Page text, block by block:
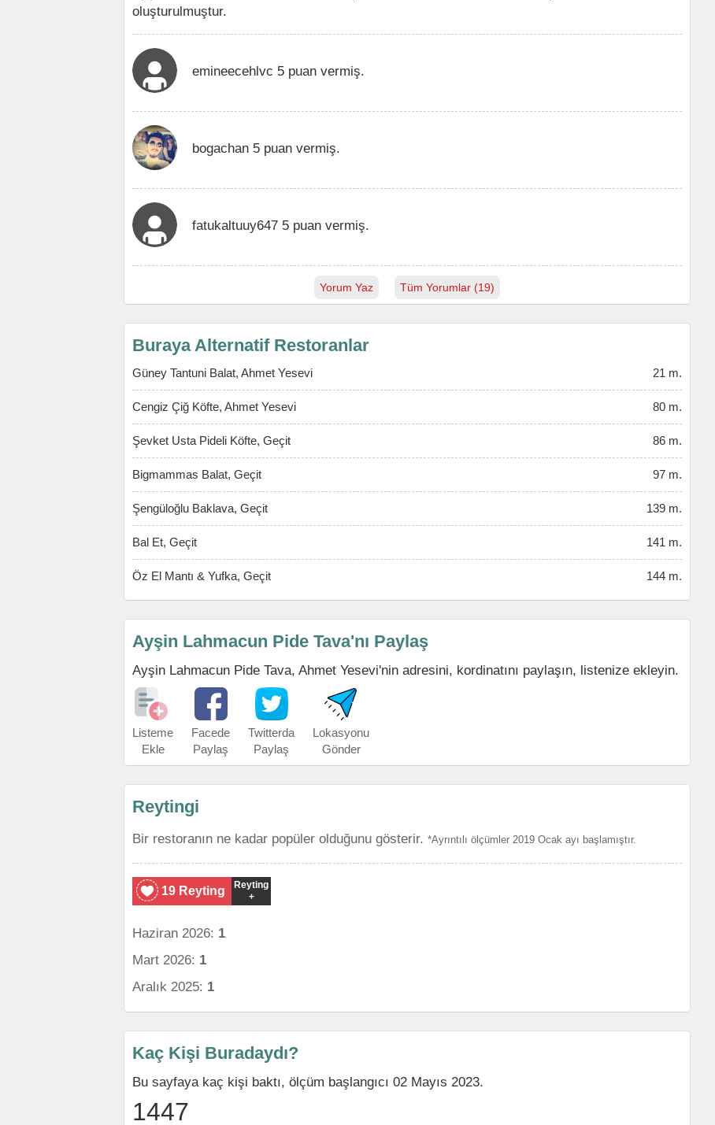
oluşturulmuştur.
emineecehlvc 5 puan vermiş.
bogachan 5 puan vermiş.
fatukaltuuy647 5 puan vermiş.
Yorum Yaz Tüm Yorumlar (19)
Buraya Alternatif Restoranlar
Güney Tantuni Balat, Ahmet Yesevi 21 m.
Cengiz Çiğ Köfte, Ahmet Yesevi 80 m.
Şevket Usta Pideli Köfte, Geçit 86 m.
Bigmammas Balat, Geçit 97 m.
Şengüloğlu Baklava, Geçit 139 m.
Bal Et, Geçit 141 m.
Öz El Mantı & Yufka, Geçit 144 m.
Ayşin Lahmacun Pide Tava'nı Paylaş
Ayşin Lahmacun Pide Tava, Ahmet Yesevi'nin adresini, kordinatını paylaşın, listenize ekleyin.
Listeme
Ekle
Facede
Paylaş
Twitterda
Paylaş
Lokasyonu
Gönder
Reytingi
Bir restoranın ne kadar popüler olduğunu gösterir. *Ayrıntılı ölçümler 2019 Ocak ayı başlamıştır.
19 Reyting
Reyting
+
Haziran 2026: 1
Mart 2026: 1
Aralık 2025: 1
Kaç Kişi Buradaydı?
Bu sayfaya kaç kişi baktı, ölçüm başlangıcı 02 Mayıs 2023.
1447